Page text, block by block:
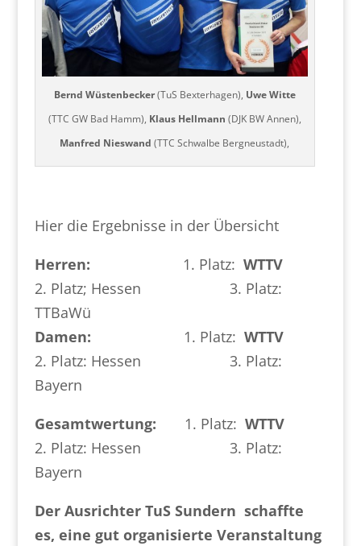
Bernd Wüstenbecker(TuS Bexterhagen), Uwe Witte
(TTC GW Bad Hamm), Klaus Hellmann (DJK BW Annen),
Manfred Nieswand (TTC Schwalbe Bergneustadt),
Hier die Ergebnisse in der Übersicht
Herren: 1. Platz: WTTV
2. Platz; Hessen 3. Platz:
TTBaWü
Damen: 1. Platz: WTTV
2. Platz: Hessen 3. Platz:
Bayern
Gesamtwertung: 1. Platz: WTTV
2. Platz: Hessen 3. Platz:
Bayern
Der Ausrichter TuS Sundern schaffte
es, eine gut organisierte Veranstaltung